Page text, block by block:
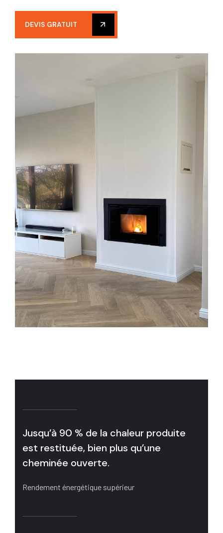
DEVIS GRATUIT
Jusqu’à 90 % de la chaleur produite
est restituée, bien plus qu’une
cheminée ouverte.
Rendement énergétique supérieur